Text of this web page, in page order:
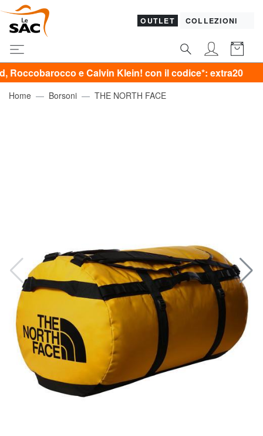
OUTLET COLLEZIONI
e Calvin Klein! con il codice*: extra20
Home Borsoni THE NORTH FACE